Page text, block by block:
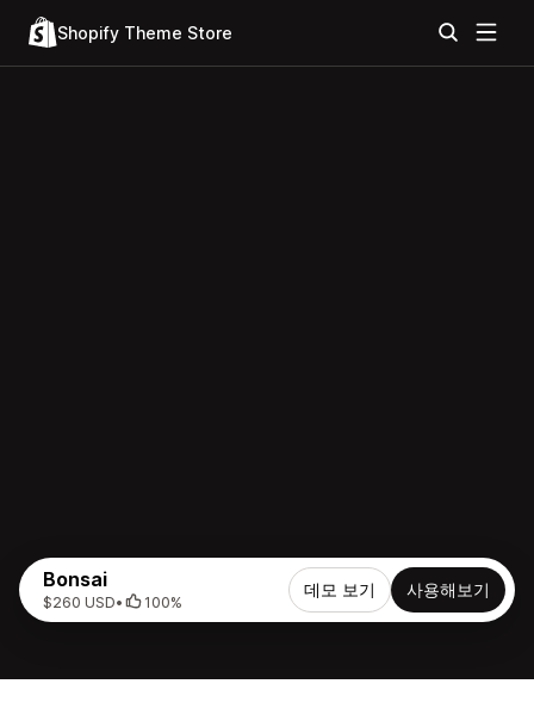
Shopify Theme Store
Bonsai
$260 USD• 100%
데모 보기 사용해보기